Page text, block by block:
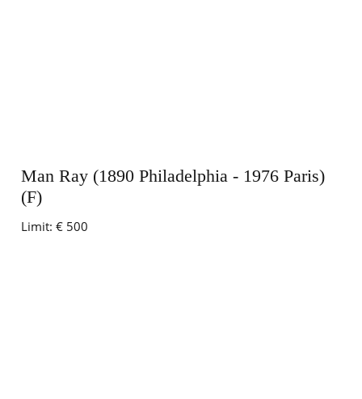
Man Ray (1890 Philadelphia - 1976 Paris)
(F)
Limit: € 500